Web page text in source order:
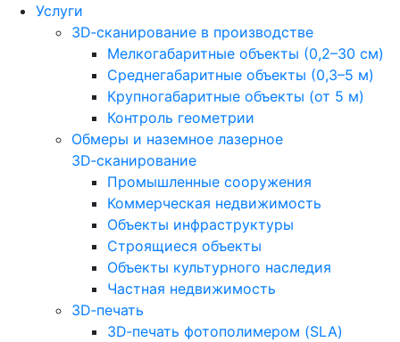
Услуги
3D‑сканирование в производстве
Мелкогабаритные объекты (0,2–30 см)
Среднегабаритные объекты (0,3–5 м)
Крупногабаритные объекты (от 5 м)
Контроль геометрии
Обмеры и наземное лазерное
3D‑сканирование
Промышленные сооружения
Коммерческая недвижимость
Объекты инфраструктуры
Строящиеся объекты
Объекты культурного наследия
Частная недвижимость
3D‑печать
3D‑печать фотополимером (SLA)